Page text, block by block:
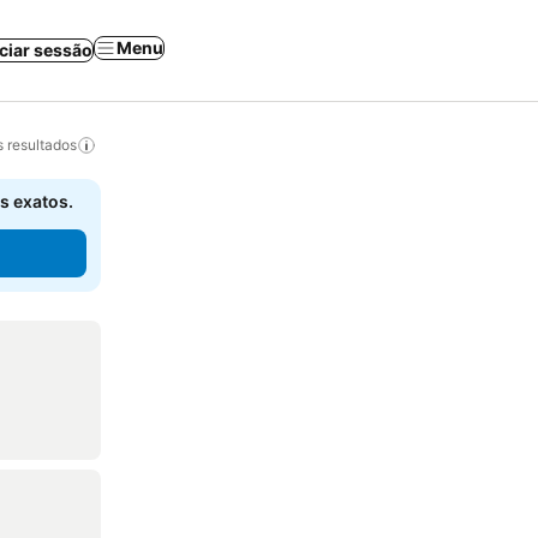
sessão Menu
resultados
exatos.